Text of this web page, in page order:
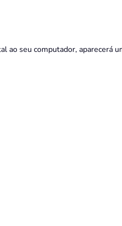
ao seu computador, aparecerá